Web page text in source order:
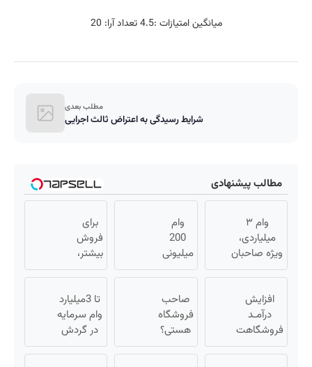
میانگین امتیازات :4.5تعداد آرا: 20
مطلب بعدی
شرایط رسیدگی به اعتراض ثالث اجرایی
مطالب پیشنهادی
وام ۳
میلیاردی،
ویژه صاحبان
فروشگاه‌های
حضوری
وام
200
میلیونی
آبان تتر.
الان
احراز
هویت
کن!
برای
فروش
بیشتر،
همین
اقدام
کن (
ثبت
نام
افزایش
درآمـد
فروشگاهت
رو تضمین
صاحب
فروشگاه
هستی؟
وام تا ۳
تا 3میلیارد
وام سرمایه
در گردش
فروشندگان